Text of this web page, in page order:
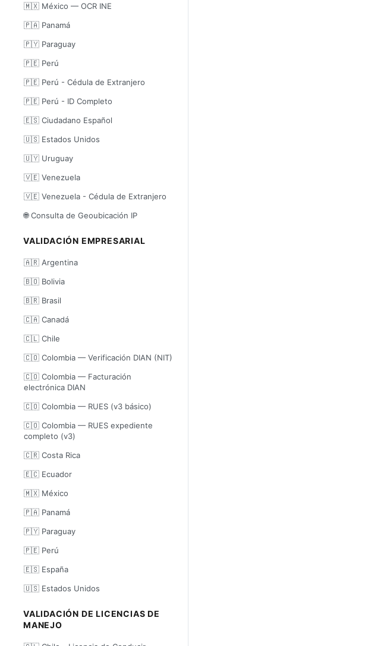
🇲🇽 México — OCR INE
🇵🇦 Panamá
🇵🇾 Paraguay
🇵🇪 Perú
🇵🇪 Perú - Cédula de Extranjero
🇵🇪 Perú - ID Completo
🇪🇸 Ciudadano Español
🇺🇸 Estados Unidos
🇺🇾 Uruguay
🇻🇪 Venezuela
🇻🇪 Venezuela - Cédula de Extranjero
🌐 Consulta de Geoubicación IP
VALIDACIÓN EMPRESARIAL
🇦🇷 Argentina
🇧🇴 Bolivia
🇧🇷 Brasil
🇨🇦 Canadá
🇨🇱 Chile
🇨🇴 Colombia — Verificación DIAN (NIT)
🇨🇴 Colombia — Facturación
electrónica DIAN
🇨🇴 Colombia — RUES (v3 básico)
🇨🇴 Colombia — RUES expediente
completo (v3)
🇨🇷 Costa Rica
🇪🇨 Ecuador
🇲🇽 México
🇵🇦 Panamá
🇵🇾 Paraguay
🇵🇪 Perú
🇪🇸 España
🇺🇸 Estados Unidos
VALIDACIÓN DE LICENCIAS DE
MANEJO